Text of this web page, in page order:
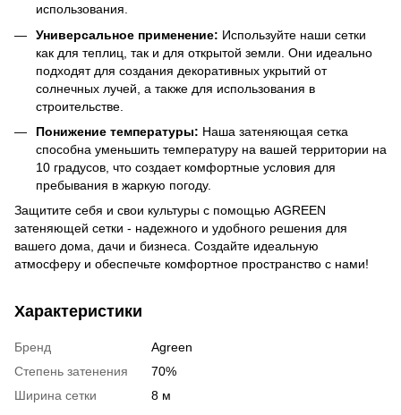
использования.
Универсальное применение: Используйте наши сетки
как для теплиц, так и для открытой земли. Они идеально
подходят для создания декоративных укрытий от
солнечных лучей, а также для использования в
строительстве.
Понижение температуры: Наша затеняющая сетка
способна уменьшить температуру на вашей территории на
10 градусов, что создает комфортные условия для
пребывания в жаркую погоду.
Защитите себя и свои культуры с помощью AGREEN
затеняющей сетки - надежного и удобного решения для
вашего дома, дачи и бизнеса. Создайте идеальную
атмосферу и обеспечьте комфортное пространство с нами!
Характеристики
Бренд
Agreen
Степень затенения
70%
Ширина сетки
8 м